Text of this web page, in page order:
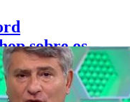
sobre os
de Lima